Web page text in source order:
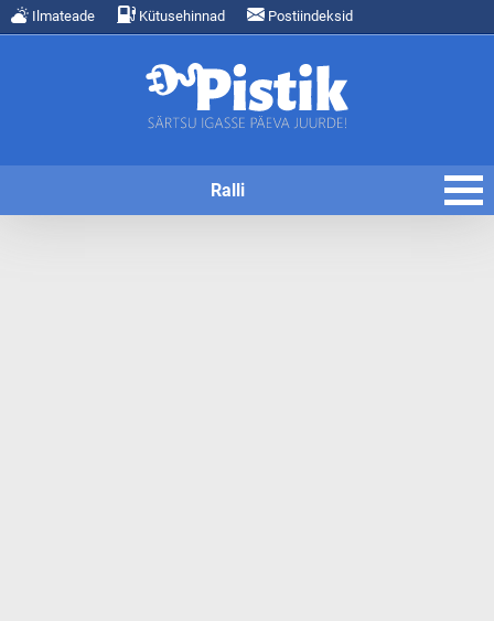
Ilmateade Kütusehinnad Postiindeksid
Ralli